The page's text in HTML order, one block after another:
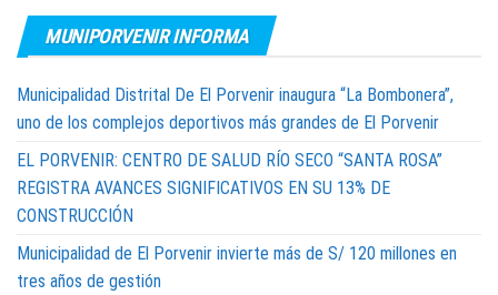
MUNIPORVENIR INFORMA
Municipalidad Distrital De El Porvenir inaugura “La Bombonera”,
uno de los complejos deportivos más grandes de El Porvenir
EL PORVENIR: CENTRO DE SALUD RÍO SECO “SANTA ROSA”
REGISTRA AVANCES SIGNIFICATIVOS EN SU 13% DE
CONSTRUCCIÓN
Municipalidad de El Porvenir invierte más de S/ 120 millones en
tres años de gestión